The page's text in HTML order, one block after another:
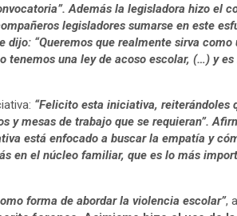
Además la legisladora hizo el
legisladores sumarse en este
“Queremos que realmente sirva
una ley de acoso escolar, (…) y
“Felicito esta iniciativa, reiterándoles
mesas de trabajo que se requieran”.
está enfocado a buscar la empatía y
en el núcleo familiar, que es lo más
forma de abordar la violencia escolar”,